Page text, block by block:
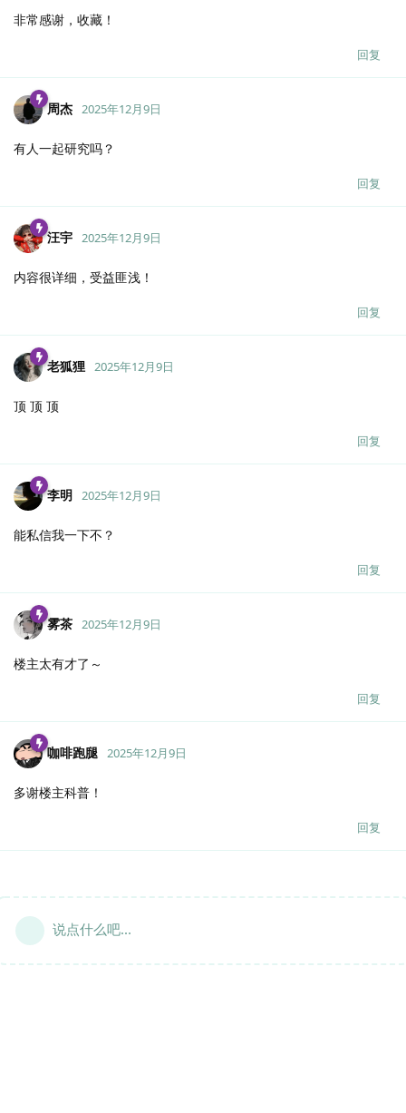
非常感谢，收藏！
回复
周杰 2025年12月9日
有人一起研究吗？
回复
汪宇 2025年12月9日
内容很详细，受益匪浅！
回复
老狐狸 2025年12月9日
顶 顶 顶
回复
李明 2025年12月9日
能私信我一下不？
回复
雾茶 2025年12月9日
楼主太有才了～
回复
咖啡跑腿 2025年12月9日
多谢楼主科普！
回复
说点什么吧...